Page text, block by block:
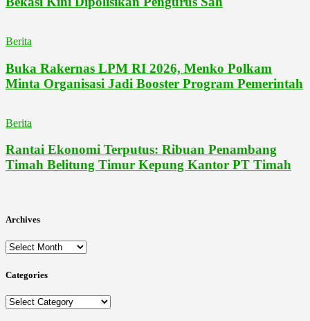
Berita
Buka Rakernas LPM RI 2026, Menko Polkam
Minta Organisasi Jadi Booster Program Pemerintah
Berita
Rantai Ekonomi Terputus: Ribuan Penambang
Timah Belitung Timur Kepung Kantor PT Timah
Archives
Archives
Categories
Categories